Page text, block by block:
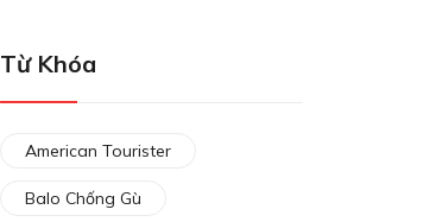
Từ Khóa
American Tourister
Balo Chống Gù